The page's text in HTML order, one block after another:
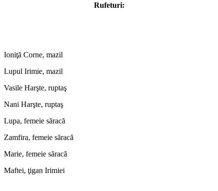
Rufeturi:
Ioniţă Corne, mazil
Lupul Irimie, mazil
Vasile Harşte, ruptaş
Nani Harşte, ruptaş
Lupa, femeie săracă
Zamfira, femeie săracă
Marie, femeie săracă
Maftei, ţigan Irimiei